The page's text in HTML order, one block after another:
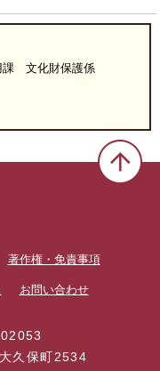
課 文化財保護係
著作権・免責事項
お問い合わせ
久保町2534